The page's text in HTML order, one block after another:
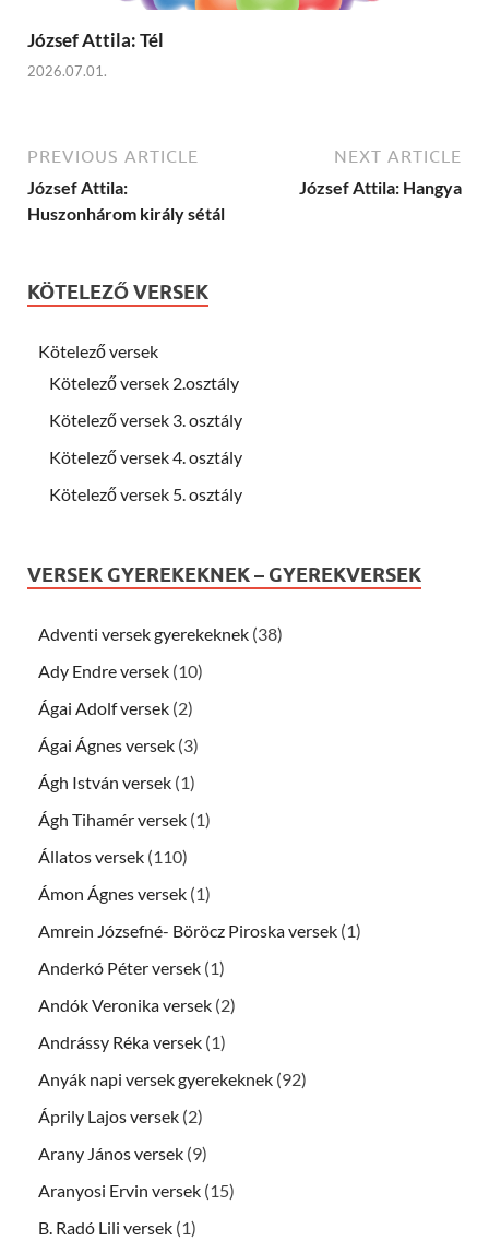
József Attila: Tél
2026.07.01.
PREVIOUS ARTICLE
József Attila:
Huszonhárom király sétál
NEXT ARTICLE
József Attila: Hangya
KÖTELEZŐ VERSEK
Kötelező versek
Kötelező versek 2.osztály
Kötelező versek 3. osztály
Kötelező versek 4. osztály
Kötelező versek 5. osztály
VERSEK GYEREKEKNEK – GYEREKVERSEK
Adventi versek gyerekeknek (38)
Ady Endre versek (10)
Ágai Adolf versek (2)
Ágai Ágnes versek (3)
Ágh István versek (1)
Ágh Tihamér versek (1)
Állatos versek (110)
Ámon Ágnes versek (1)
Amrein Józsefné- Böröcz Piroska versek (1)
Anderkó Péter versek (1)
Andók Veronika versek (2)
Andrássy Réka versek (1)
Anyák napi versek gyerekeknek (92)
Áprily Lajos versek (2)
Arany János versek (9)
Aranyosi Ervin versek (15)
B. Radó Lili versek (1)